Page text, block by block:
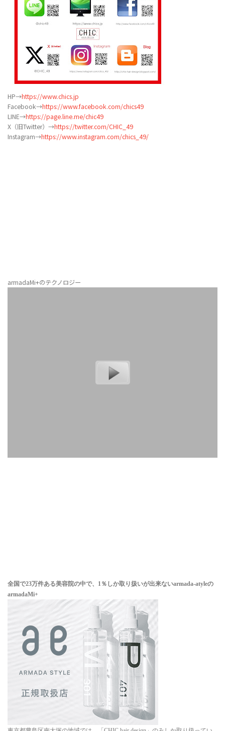
HP→https://www.chics.jp
Facebook→https://www.facebook.com/chics49
LINE→https://page.line.me/chic49
X（旧Twitter）→https://twitter.com/CHIC_49
Instagram→https://www.instagram.com/chics_49/
armadaMi+のテクノロジー
全国で23万件ある美容院の中で、1％しか取り扱いが出来ないarmada-atyleの
armadaMi+